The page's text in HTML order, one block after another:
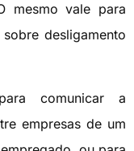
mesmo vale para
desligamento
comunicar a
empresas de um